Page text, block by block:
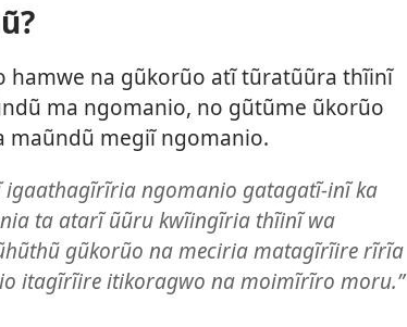
hamwe na gũkorũo atĩ tũratũũra thĩinĩ
ma ngomanio, no gũtũme ũkorũo
megiĩ ngomanio.
igaathagĩrĩria ngomanio gatagatĩ-inĩ ka
ta atarĩ ũũru kwĩingĩria thĩinĩ wa
gũkorũo na meciria matagĩrĩire rĩrĩa
itagĩrĩire itikoragwo na moimĩrĩro moru.”​